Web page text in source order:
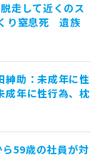
走して近くのス
り窒息死 遺族
紳助：未成年に性
成年に性行為、枕
59歳の社員が対